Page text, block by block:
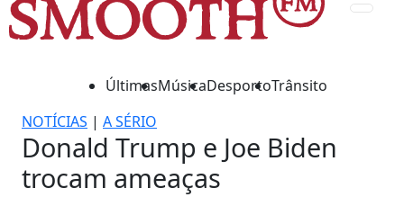
ÚltimasMúsicaDesportoTrânsito
NOTÍCIAS | A SÉRIO
Donald Trump e Joe Biden
trocam ameaças